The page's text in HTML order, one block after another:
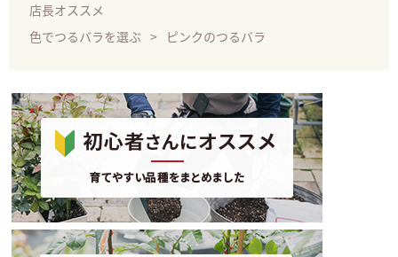
店長オススメ
色でつるバラを選ぶ
ピンクのつるバラ